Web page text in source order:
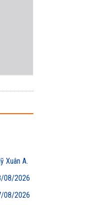
Xuân A.
08/2026
08/2026